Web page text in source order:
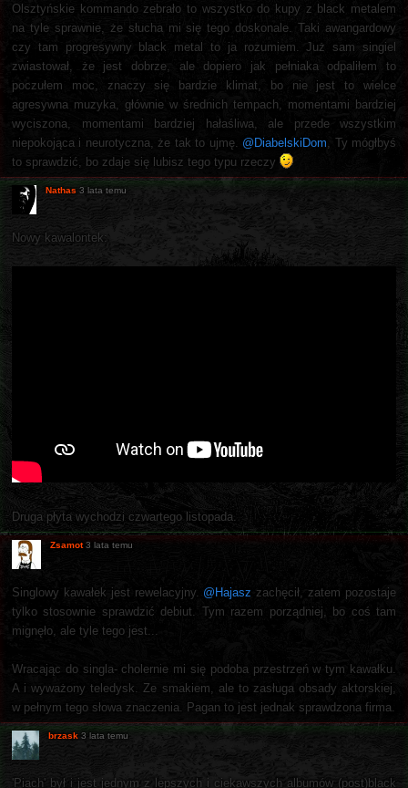
Olsztyńskie kommando zebrało to wszystko do kupy z black metalem
na tyle sprawnie, że słucha mi się tego doskonale. Taki awangardowy
czy tam progresywny black metal to ja rozumiem. Już sam singiel
zwiastował, że jest dobrze, ale dopiero jak pełniaka odpaliłem to
poczułem moc, znaczy się bardzie klimat, bo nie jest to wielce
agresywna muzyka, głównie w średnich tempach, momentami bardziej
wyciszona, momentami bardziej hałaśliwa, ale przede wszystkim
niepokojąca i neurotyczna, że tak to ujmę. @DiabelskiDom , Ty mógłbyś
to sprawdzić, bo zdaje się lubisz tego typu rzeczy
Nathas 3 lata temu
Nowy kawalontek:
Druga płyta wychodzi czwartego listopada.
Zsamot 3 lata temu
Singlowy kawałek jest rewelacyjny. @Hajasz zachęcił, zatem pozostaje
tylko stosownie sprawdzić debiut. Tym razem porządniej, bo coś tam
mignęło, ale tyle tego jest...
Wracając do singla- cholernie mi się podoba przestrzeń w tym kawałku.
A i wyważony teledysk. Ze smakiem, ale to zasługa obsady aktorskiej,
w pełnym tego słowa znaczenia. Pagan to jest jednak sprawdzona firma.
brzask 3 lata temu
'Piach' był i jest jednym z lepszych i ciekawszych albumów (post)black